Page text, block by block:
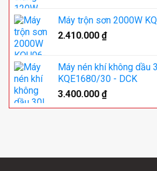
Máy trộn sơn 2000W
2.410.000 ₫
Máy nén khí không dầu
KQE1680/30 - DCK
3.400.000 ₫